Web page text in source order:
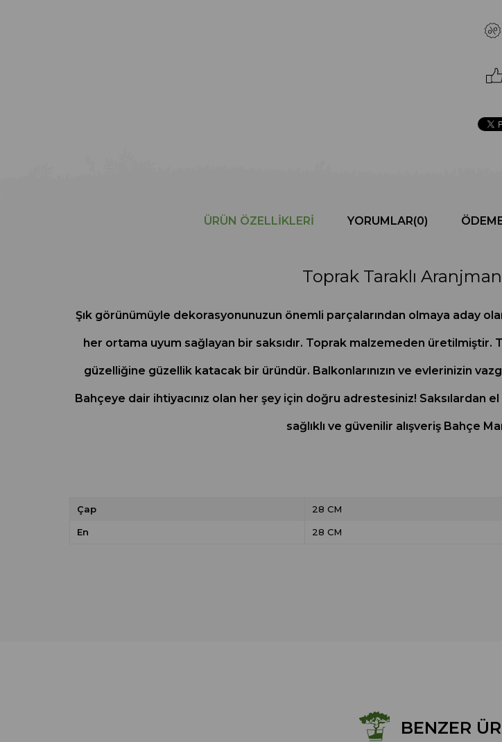
ÜRÜN ÖZELLIKLERI YORUMLAR(0)
Toprak Taraklı Aranjman
Şık görünümüyle dekorasyonunuzun önemli parçalarından olmaya aday
her ortama uyum sağlayan bir saksıdır. Toprak malzemeden üretilmiştir.
güzelliğine güzellik katacak bir üründür. Balkonlarınızın ve evlerinizin
Bahçeye dair ihtiyacınız olan her şey için doğru adrestesiniz!
sağlıklı ve güvenilir alışveriş Bahçe
Çap 28 CM
En 28 CM
BENZER